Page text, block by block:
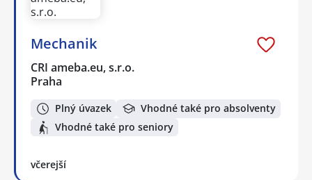
Mechanik
CRI ameba.eu, s.r.o.
Praha
Plný úvazek
Vhodné také pro absolventy
Vhodné také pro seniory
včerejší